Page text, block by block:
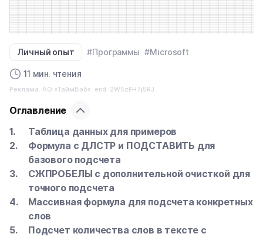
Личный опыт #Программы #Microsoft
11 мин. чтения
Реклама. АО «ТаймВэб». erid: 2W5zFH7j5RJ
Оглавление
Таблица данных для примеров
Формула с ДЛСТР и ПОДСТАВИТЬ для
базового подсчета
СЖПРОБЕЛЫ с дополнительной очисткой для
точного подсчета
Массивная формула для подсчета конкретных
слов
Подсчет количества слов в тексте с